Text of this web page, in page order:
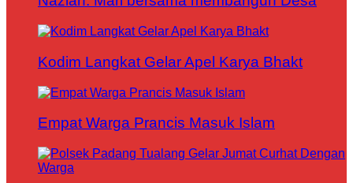
Kodim Langkat Gelar Apel Karya Bhakt
Empat Warga Prancis Masuk Islam